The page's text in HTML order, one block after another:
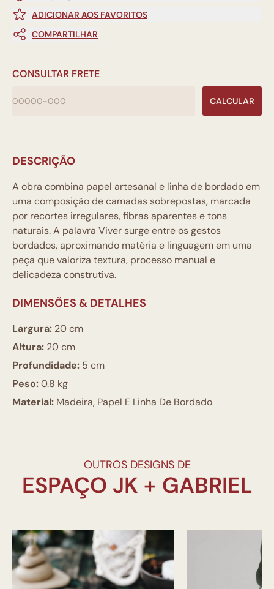
ADICIONAR AOS FAVORITOS
COMPARTILHAR
CONSULTAR FRETE
CALCULAR
DESCRIÇÃO
A obra combina papel artesanal e linha de bordado em
uma composição de camadas sobrepostas, marcada
por recortes irregulares, fibras aparentes e tons
naturais. A palavra Viver surge entre os gestos
bordados, aproximando matéria e linguagem em uma
peça que valoriza textura, processo manual e
delicadeza construtiva.
DIMENSÕES & DETALHES
Largura: 20 cm
Altura: 20 cm
Profundidade: 5 cm
Peso:0.8 kg
Material: Madeira, Papel E Linha De Bordado
OUTROS DESIGNS DE